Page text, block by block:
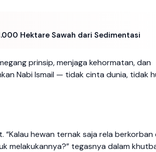
Hektare Sawah dari Sedimentasi
prinsip, menjaga kehormatan, dan
Nabi Ismail — tidak cinta dunia, tidak
“Kalau hewan ternak saja rela berkorban
melakukannya?” tegasnya dalam